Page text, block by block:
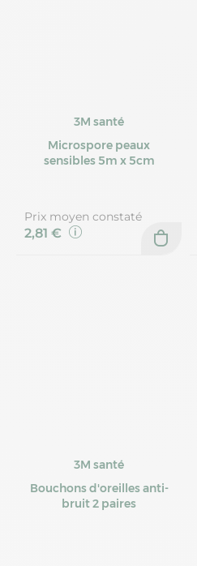
3M santé
Microspore peaux
sensibles 5m x 5cm
Prix moyen constaté
2,81 €
3M santé
Bouchons d'oreilles anti-
bruit 2 paires